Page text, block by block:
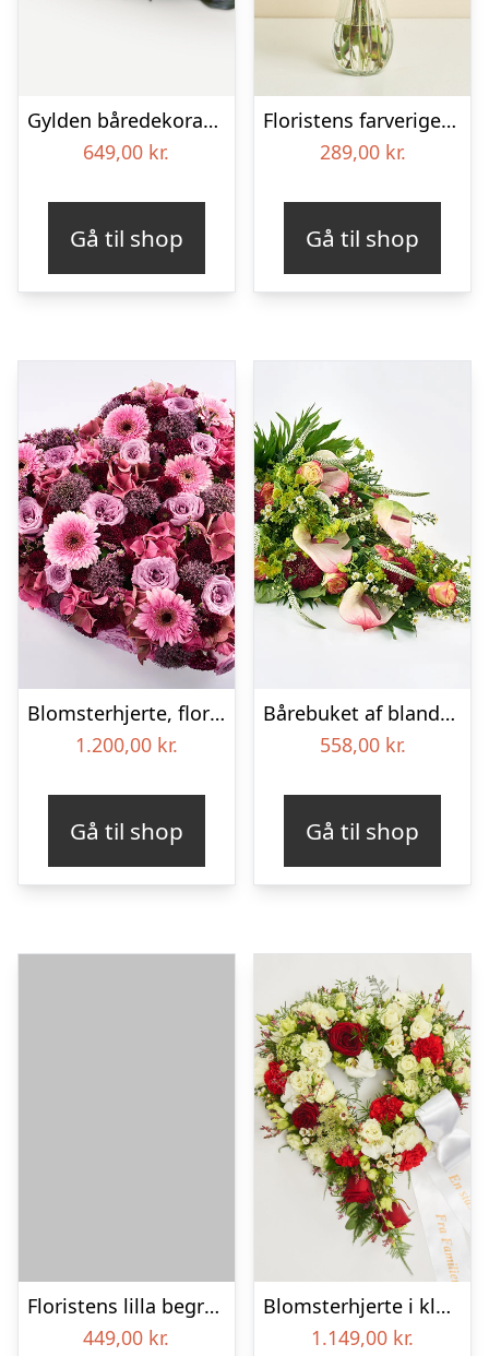
Gylden båredekoration
649,00 kr.
Gå til shop
Floristens farverige kondolencebuket
289,00 kr.
Gå til shop
Blomsterhjerte, floristens valg – Blomster til begravelse
1.200,00 kr.
Gå til shop
Bårebuket af blandede blomster – Blomster til begravelse
558,00 kr.
Gå til shop
Floristens lilla begravelses­buket
449,00 kr.
Blomsterhjerte i klassisk stil med bånd
1.149,00 kr.